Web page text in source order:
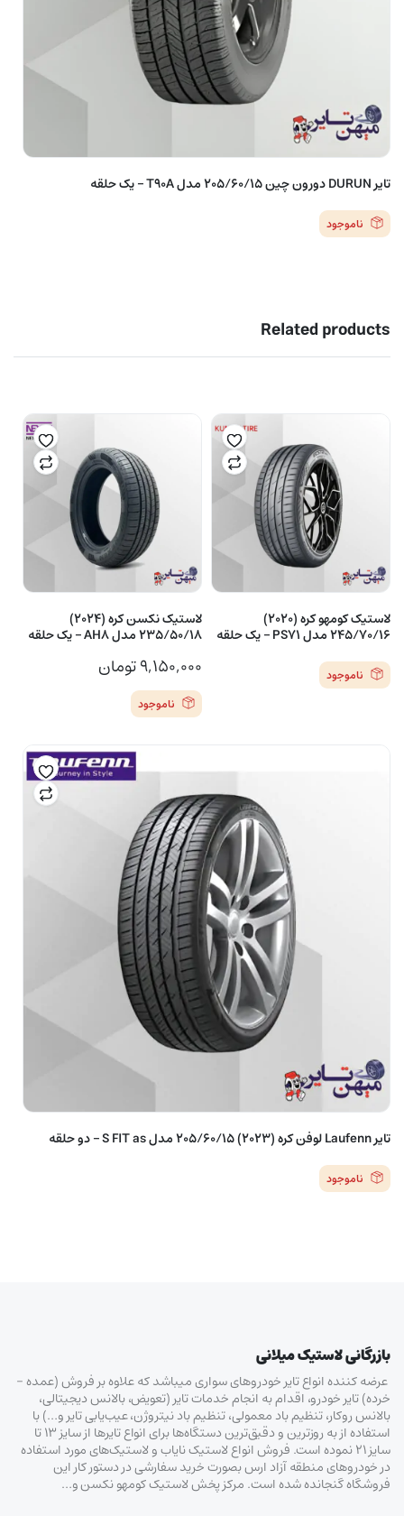
تایر DURUN دورون چین 205/60/15 مدل T90A – یک حلقه
ناموجود
Related products
لاستیک کومهو کره (2020)
245/70/16 مدل PS71 – یک حلقه
ناموجود
لاستیک نکسن کره (2024)
235/50/18 مدل AH8 – یک حلقه
۹,۱۵۰,۰۰۰تومان
ناموجود
تایر Laufenn لوفن کره (2023) 205/60/15 مدل S FIT as – دو حلقه
ناموجود
بازرگانی لاستیک میلانی
عرضه کننده انواع تایر خودروهای سواری میباشد که علاوه بر فروش (عمده –
خرده‌) تایر خودرو، اقدام به انجام خدمات تایر (تعویض، بالانس دیجیتالی،
بالانس روکار، تنظیم باد معمولی، تنظیم باد نیتروژن، عیب‌یابی تایر و…) با
استفاده از به روزترین و دقیق‌ترین دستگاه‌ها برای انواع تایرها از سایز ۱۳ تا
سایز ۲۱ نموده است. فروش انواع لاستیک‌ نایاب و لاستیک‌های مورد استفاده
در خودروهای منطقه آزاد ارس بصورت خرید سفارشی در دستور کار این
فروشگاه گنجانده شده است. مرکز پخش لاستیک کومهو نکسن و…